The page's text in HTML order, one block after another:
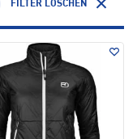
FILTER LÖSCHEN